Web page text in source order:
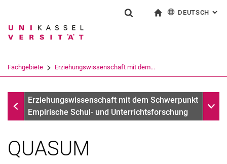
Springe direkt zu: Inhalt
Springe direkt zu: Suche
Springe direkt zu:
Suchbegriff
Suchen (öffnet externen Link in einem
DEUTSCH :
Fachgebiete Erziehungswissenschaft mit dem...
Abgeschlossene Forschungsprojekte
Erziehungswissenschaft mit dem Schwerpunkt
Empirische Schul- und Unterrichtsforschung
QUASUM